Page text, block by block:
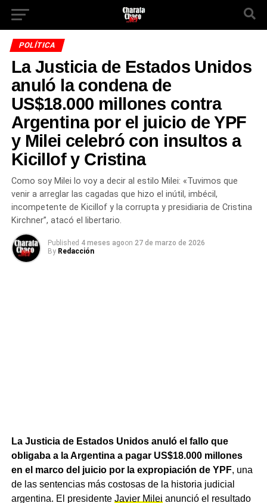
POLÍTICA
La Justicia de Estados Unidos
anuló la condena de
US$18.000 millones contra
Argentina por el juicio de YPF
y Milei celebró con insultos a
Kicillof y Cristina
Como soy Milei lo voy a decir al estilo Milei: «Tuvimos que
venir a arreglar las cagadas que hizo el inútil, imbécil,
incompetente de Kicillof y la corrupta y presidiaria de Cristina
Kirchner”, atacó el libertario.
Published 4 meses agoon 27 de marzo de 2026
By Redacción
La Justicia de Estados Unidos anuló el fallo que
obligaba a la Argentina a pagar US$18.000 millones
en el marco del juicio por la expropiación de YPF, una
de las sentencias más costosas de la historia judicial
argentina. El presidente Javier Milei anunció el resultado